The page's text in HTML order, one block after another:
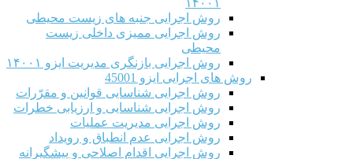
روش اجرایی جنبه های زیست محیطی
روش اجرایی ممیزی داخلی زیست
محیطی
روش اجرایی بازنگری مدیریت ایزو ۱۴۰۰۱
روش های اجرایی ایزو 45001
روش اجرایی شناسایی قوانین و مقرّرات
روش اجرایی شناسایی و ارزیابی خطرات
روش اجرایی مدیریت عملیات
روش اجرایی عدم انطباق و رویداد
روش اجرایی اقدام اصلاحی و پیشگیرانه